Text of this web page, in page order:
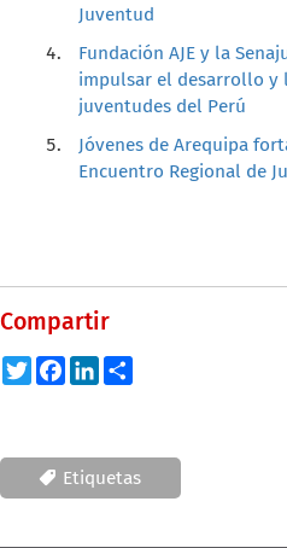
Juventud
Fundación AJE y la
impulsar el desarrollo y
juventudes del Perú
Jóvenes de Arequipa
Encuentro Regional de
Compartir
TwitterFacebook
LinkedIn
Etiquetas